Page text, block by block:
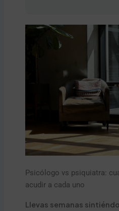
Psicólogo vs psiquiatra:
acudir a cada uno
Llevas semanas